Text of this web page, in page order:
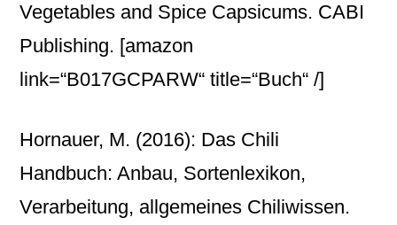
Vegetables and Spice Capsicums. CABI
Publishing. [amazon
link=“B017GCPARW“ title=“Buch“ /]
Hornauer, M. (2016): Das Chili
Handbuch: Anbau, Sortenlexikon,
Verarbeitung, allgemeines Chiliwissen.